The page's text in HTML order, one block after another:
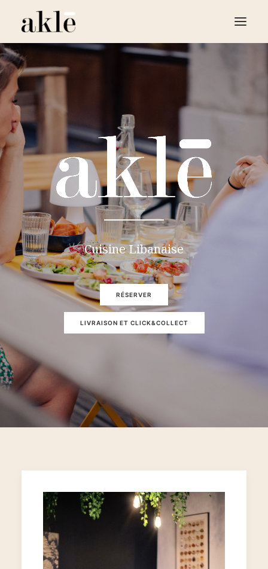
LE RESTAURANT
LA BOUTIQUE
TRAITEUR ÉVÈNEMENTIEL
CONTACT
RÉSERVER
Cuisine Libanaise
RÉSERVER
LIVRAISON ET CLICK&COLLECT